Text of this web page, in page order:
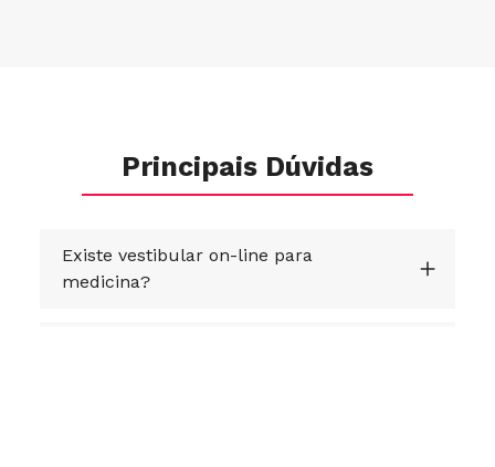
Principais Dúvidas
Existe vestibular on-line para
medicina?